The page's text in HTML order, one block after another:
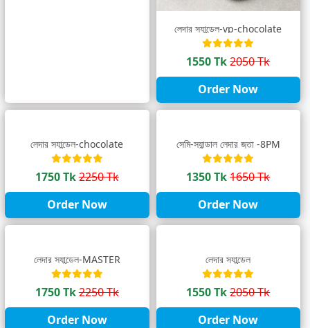
লেদার স্যান্ডেল-vp-chocolate
1550 Tk2050 Tk
Order Now
লেদার স্যান্ডেল-chocolate
1750 Tk2250 Tk
Order Now
সেমি-স্যান্ডাল লেদার জুতা -8PM
1350 Tk1650 Tk
Order Now
লেদার স্যান্ডেল-MASTER
1750 Tk2250 Tk
Order Now
লেদার স্যান্ডেল
1550 Tk2050 Tk
Order Now